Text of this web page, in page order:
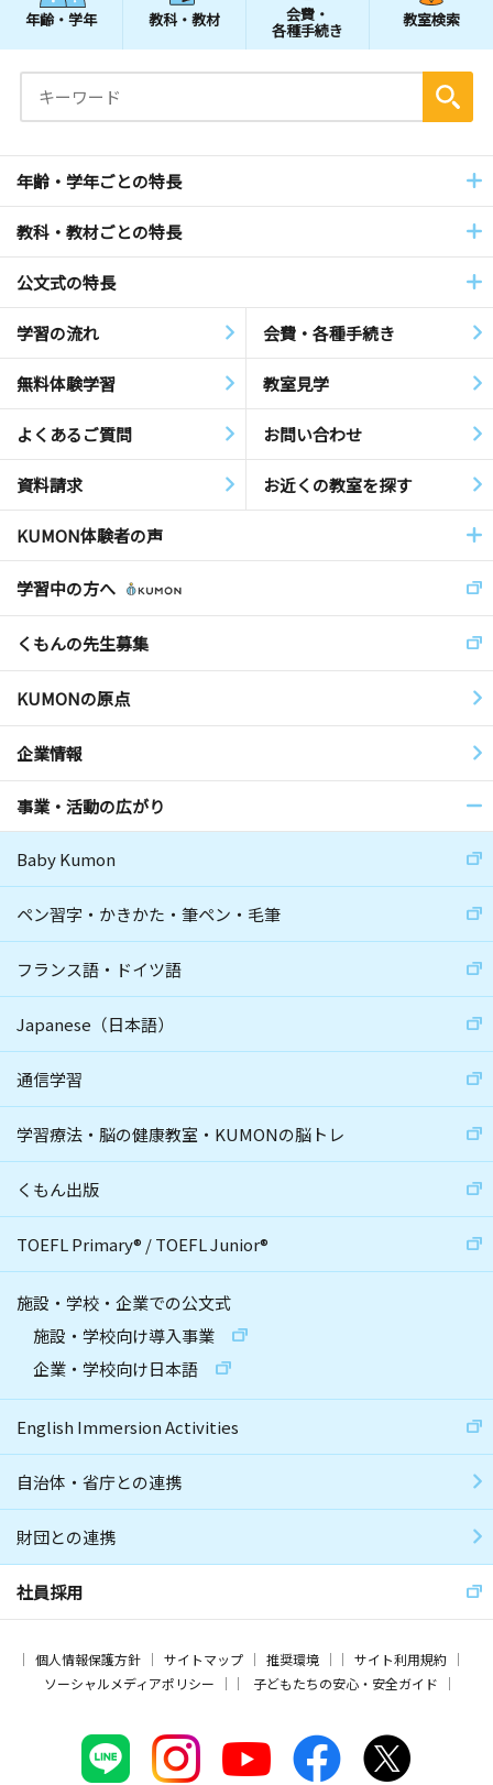
年齢・学年 教科・教材 会費・
各種手続き
教室検索
年齢・学年ごとの特長
教科・教材ごとの特長
公文式の特長
学習の流れ 会費・各種手続き
無料体験学習 教室見学
よくあるご質問 お問い合わせ
資料請求 お近くの教室を探す
KUMON体験者の声
学習中の方へ
くもんの先生募集
KUMONの原点
企業情報
事業・活動の広がり
Baby Kumon
ペン習字・かきかた・筆ペン・毛筆
フランス語・ドイツ語
Japanese（日本語）
通信学習
学習療法・脳の健康教室・KUMONの脳トレ
くもん出版
TOEFL Primary® /TOEFL Junior®
施設・学校・企業での公文式
施設・学校向け導入事業
企業・学校向け日本語
English Immersion Activities
自治体・省庁との連携
財団との連携
社員採用
個人情報保護方針 サイトマップ 推奨環境
サイト利用規約
ソーシャルメディアポリシー
子どもたちの安心・安全ガイド